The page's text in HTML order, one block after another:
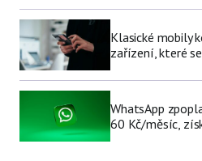
Klasické mobily
zařízení, které
WhatsApp
60 Kč/měsíc,